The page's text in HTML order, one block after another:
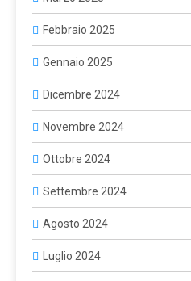
Febbraio 2025
Gennaio 2025
Dicembre 2024
Novembre 2024
Ottobre 2024
Settembre 2024
Agosto 2024
Luglio 2024